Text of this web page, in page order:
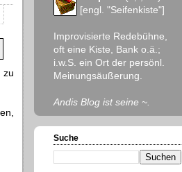
zu
[engl. "Seifenkiste"]
Improvisierte Redebühne,
oft eine Kiste, Bank o.ä.;
i.w.S. ein Ort der persönl.
Meinungsäußerung.
Andis Blog ist seine ~.
Suche